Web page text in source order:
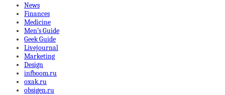
News
Finances
Medicine
Men’s Guide
Geek Guide
Livejournal
Marketing
Design
infboom.ru
oxak.ru
obsigen.ru